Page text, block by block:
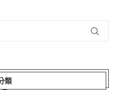
類